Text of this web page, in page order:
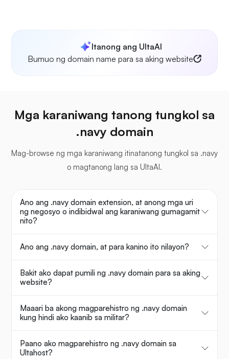
Itanong ang UltaAI
Bumuo ng domain name para sa aking website
Mga karaniwang tanong tungkol sa
.navy domain
Mag-browse ng mga karaniwang itinatanong tungkol sa .navy
o magtanong lang sa UltaAI.
Ano ang .navy domain extension, at anong mga uri
ng negosyo o indibidwal ang karaniwang gumagamit
nito?
Ano ang .navy domain, at para kanino ito nilayon?
Bakit ako dapat pumili ng .navy domain para sa aking
website?
Maaari ba akong magparehistro ng .navy domain
kung hindi ako kaanib sa militar?
Paano ako magparehistro ng .navy domain sa
Ultahost?